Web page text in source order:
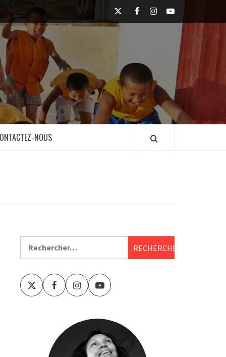
TwitterFacebook
Instagram
Youtube
NOUS
Twitter FacebookInstagramYoutube